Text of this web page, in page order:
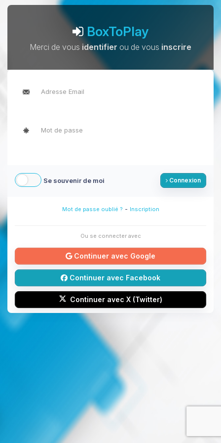
BoxToPlay
Merci de vous identifier ou de vous inscrire
Se souvenir de moi Connexion
Mot de passe oublié ? - Inscription
Ou se connecter avec
Continuer avec Google
Continuer avec Facebook
Continuer avec X (Twitter)